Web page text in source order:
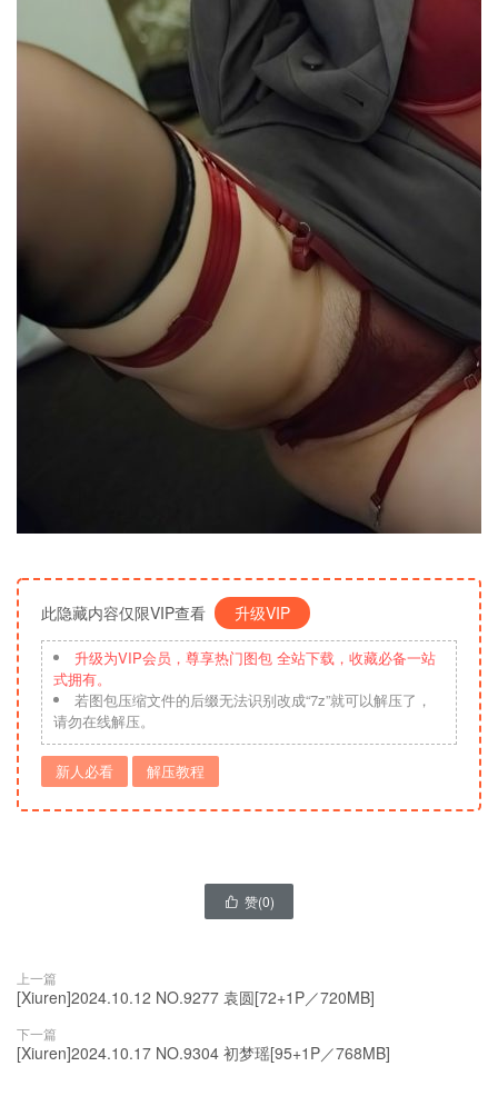
此隐藏内容仅限VIP查看 升级VIP
升级为VIP会员，尊享热门图包 全站下载，收藏必备一站
式拥有。
若图包压缩文件的后缀无法识别改成“7z”就可以解压了，
请勿在线解压。
新人必看 解压教程
 赞(0)
上一篇
[Xiuren]2024.10.12 NO.9277 袁圆[72+1P／720MB]
下一篇
[Xiuren]2024.10.17 NO.9304 初梦瑶[95+1P／768MB]